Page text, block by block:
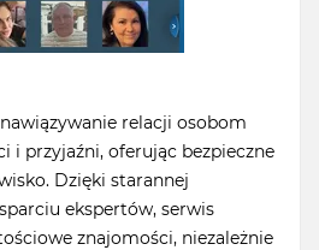
relacji osobom
i przyjaźni, oferując bezpieczne
Dzięki starannej
ekspertów, serwis
znajomości, niezależnie